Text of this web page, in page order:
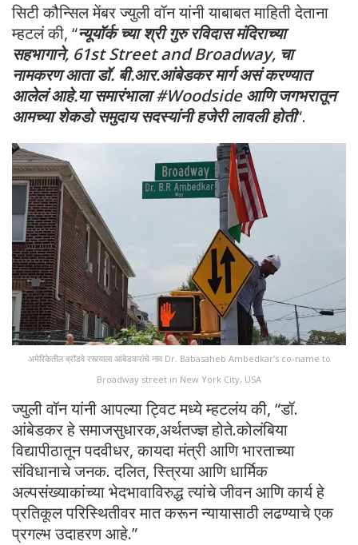
सिटी कौन्सिल मेंबर ज्युली वॉन यांनी याबाबत माहिती देताना
म्हटलं की, “न्यूयॉर्क च्या श्री गुरु रविदास मंदिराच्या
सहभागाने, 61st Street and Broadway, चा
नामकरण आता डॉ. बी.आर.आंबेडकर मार्ग असं करण्यात
आलेलं आहे.या समारंभाला #Woodside आणि जगभरातून
आमच्या शेकडो समुदाय सदस्यांनी हजेरी लावली होती“.
अमेरिकेतील ब्रॉडवे रस्त्याला आंबेडकरांचे नाव Dr. Babasaheb Ambedkar’s co-name to
Broadway street in New York City, USA
ज्युली वॉन यांनी आपल्या ट्विट मध्ये म्हटलंय की, “डॉ.
आंबेडकर हे समाजसुधारक,अर्थतज्ज्ञ होते.कोलंबिया
विद्यापीठातून पदवीधर, कायदा मंत्री आणि भारताच्या
संविधानाचे जनक. दलित, स्त्रिया आणि धार्मिक
अल्पसंख्याकांच्या भेदभावाविरुद्ध त्यांचे जीवन आणि कार्य हे
प्रतिकूल परिस्थितीवर मात करून न्यायासाठी लढण्याचे एक
प्रगल्भ उदाहरण आहे.”